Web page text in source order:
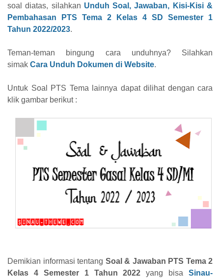
soal diatas, silahkan Unduh Soal, Jawaban, Kisi-Kisi &
Pembahasan PTS Tema 2 Kelas 4 SD Semester 1
Tahun 2022/2023.
Teman-teman bingung cara unduhnya? Silahkan
simak Cara Unduh Dokumen di Website.
Untuk Soal PTS Tema lainnya dapat dilihat dengan cara
klik gambar berikut :
Demikian informasi tentang Soal & Jawaban PTS Tema 2
Kelas 4 Semester 1 Tahun 2022 yang bisa Sinau-